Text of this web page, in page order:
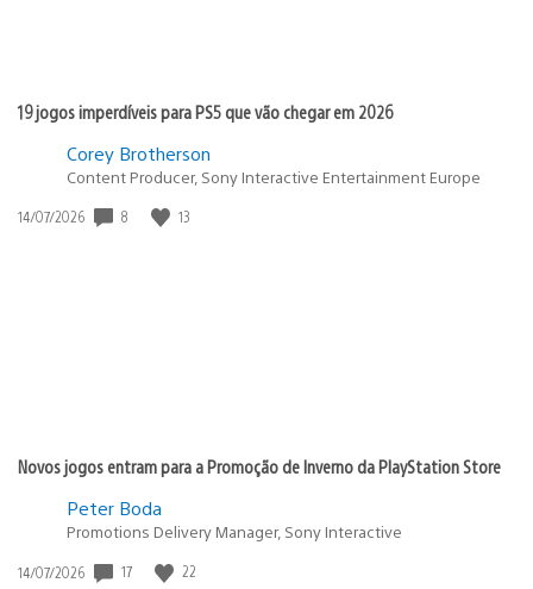
19 jogos imperdíveis para PS5 que vão chegar em 2026
Corey Brotherson
Content Producer, Sony Interactive Entertainment Europe
Data
14/07/2026 8 13
Novos jogos entram para a Promoção de Inverno da PlayStation Store
Peter Boda
Promotions Delivery Manager, Sony Interactive
Data
14/07/2026 17 22